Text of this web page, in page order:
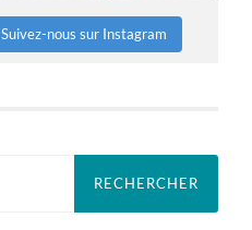
Suivez-nous sur Instagram